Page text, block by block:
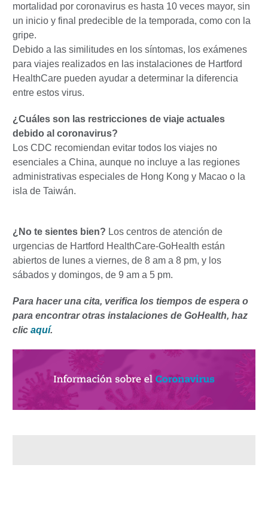
mortalidad por coronavirus es hasta 10 veces mayor, sin
un inicio y final predecible de la temporada, como con la
gripe.
Debido a las similitudes en los síntomas, los exámenes
para viajes realizados en las instalaciones de Hartford
HealthCare pueden ayudar a determinar la diferencia
entre estos virus.
¿Cuáles son las restricciones de viaje actuales
debido al coronavirus?
Los CDC recomiendan evitar todos los viajes no
esenciales a China, aunque no incluye a las regiones
administrativas especiales de Hong Kong y Macao o la
isla de Taiwán.
¿No te sientes bien? Los centros de atención de
urgencias de Hartford HealthCare-GoHealth están
abiertos de lunes a viernes, de 8 am a 8 pm, y los
sábados y domingos, de 9 am a 5 pm.
Para hacer una cita, verifica los tiempos de espera o
para encontrar otras instalaciones de GoHealth, haz
clic aquí.